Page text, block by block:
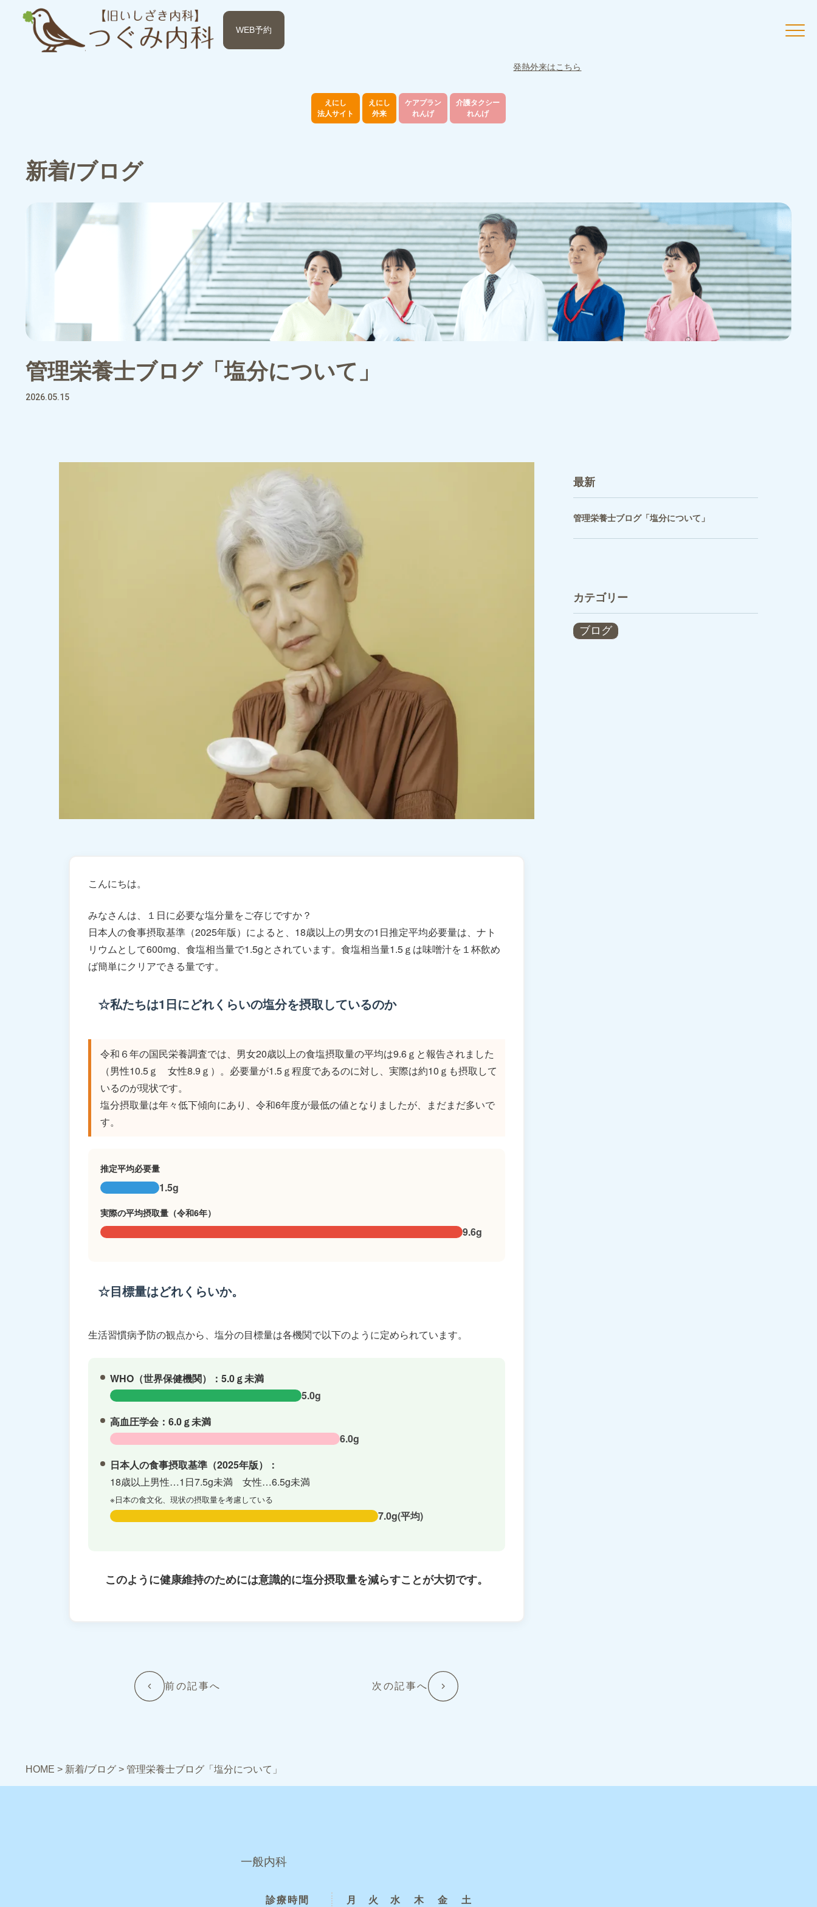
WEB予約
発熱外来はこちら
えにし
法人サイト
えにし
外来
ケアプラン
れんげ
介護タクシー
れんげ
新着/ブログ
管理栄養士ブログ「塩分について」
2026.05.15
こんにちは。
みなさんは、１日に必要な塩分量をご存じですか？
日本人の食事摂取基準（2025年版）によると、18歳以上の男女の1日推定平均必要量は、ナト
リウムとして600mg、食塩相当量で1.5gとされています。食塩相当量1.5ｇは味噌汁を１杯飲め
ば簡単にクリアできる量です。
☆私たちは1日にどれくらいの塩分を摂取しているのか
令和６年の国民栄養調査では、男女20歳以上の食塩摂取量の平均は9.6ｇと報告されました
（男性10.5ｇ 女性8.9ｇ）。必要量が1.5ｇ程度であるのに対し、実際は約10ｇも摂取して
いるのが現状です。
塩分摂取量は年々低下傾向にあり、令和6年度が最低の値となりましたが、まだまだ多いで
す。
推定平均必要量
1.5g
実際の平均摂取量（令和6年）
9.6g
☆目標量はどれくらいか。
生活習慣病予防の観点から、塩分の目標量は各機関で以下のように定められています。
WHO（世界保健機関）：5.0ｇ未満
5.0g
高血圧学会：6.0ｇ未満
6.0g
日本人の食事摂取基準（2025年版）：
18歳以上男性…1日7.5g未満 女性…6.5g未満
※日本の食文化、現状の摂取量を考慮している
7.0g(平均)
このように健康維持のためには意識的に塩分摂取量を減らすことが大切です。
前の記事へ 次の記事へ
最新
管理栄養士ブログ「塩分について」
カテゴリー
ブログ
HOME > 新着/ブログ > 管理栄養士ブログ「塩分について」
一般内科
診療時間 月 火 水 木 金 土